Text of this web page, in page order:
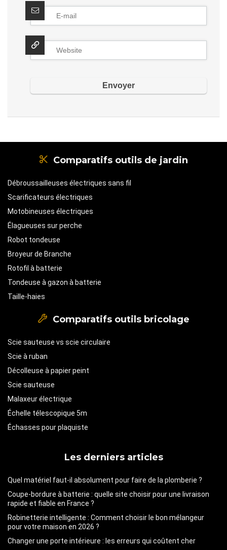
Comparatifs outils de jardin
Débroussailleuses électriques sans fil
Scarificateurs électriques
Motobineuses électriques
Élagueuses sur perche
Robot tondeuse
Broyeur de Branche
Rotofil à batterie
Tondeuse à gazon à batterie
Taille-haies
Comparatifs outils bricolage
Scie sauteuse vs scie circulaire
Scie à ruban
Décolleuse à papier peint
Scie sauteuse
Malaxeur électrique
Échelle télescopique 5m
Échasses pour plaquiste
Les derniers articles
Quel matériel faut-il absolument pour faire de la plomberie ?
Coupe-bordure à batterie : quelle site choisir pour une livraison
rapide et fiable en France ?
Robinetterie intelligente : Comment choisir le bon mélangeur
pour votre maison en 2026 ?
Changer une porte intérieure : les erreurs qui coûtent cher